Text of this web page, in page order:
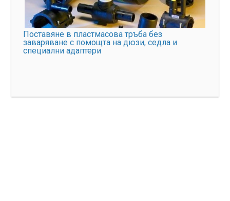
Поставяне в пластмасова тръба без
заваряване с помощта на дюзи, седла и
специални адаптери